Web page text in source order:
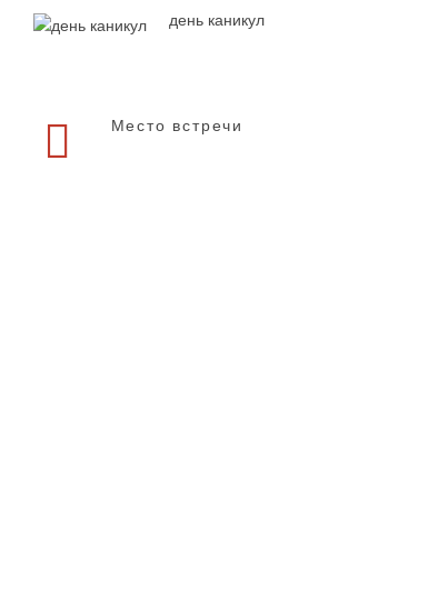
день каникул
Место встречи